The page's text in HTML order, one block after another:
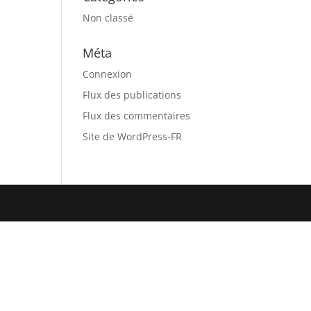
Non classé
Méta
Connexion
Flux des publications
Flux des commentaires
Site de WordPress-FR